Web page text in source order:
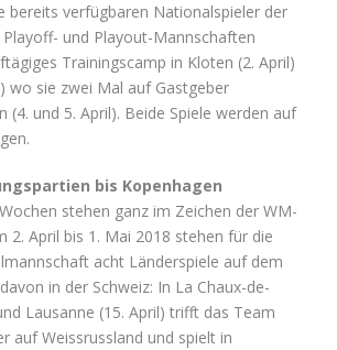
bereits verfügbaren Nationalspieler der
und Playout-Mannschaften
Trainingscamp in Kloten (2. April)
wo sie zwei Mal auf Gastgeber
(4. und 5. April). Beide Spiele werden auf
bis Kopenhagen
stehen ganz im Zeichen der WM-
2. April bis 1. Mai 2018 stehen für die
acht Länderspiele auf dem
in der Schweiz: In La Chaux-de-
Lausanne (15. April) trifft das Team
auf Weissrussland und spielt in